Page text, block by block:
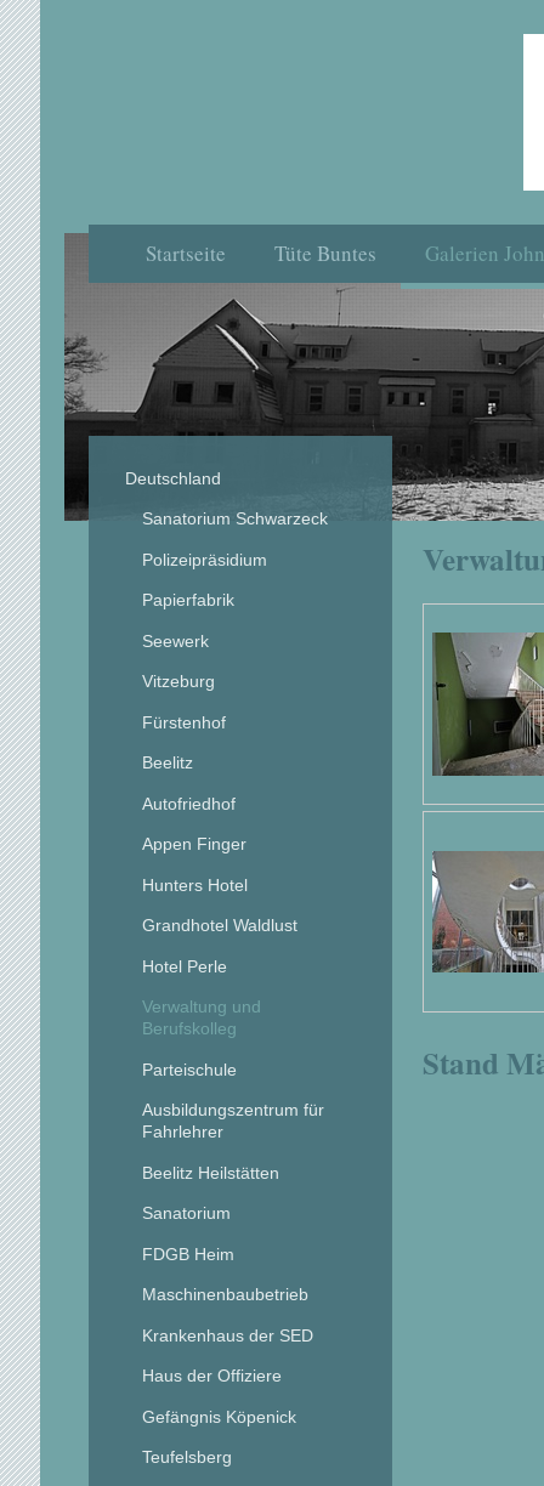
Startseite Tüte Buntes Galerien John
Stand
Deutschland
Sanatorium Schwarzeck
Polizeipräsidium
Papierfabrik
Seewerk
Vitzeburg
Fürstenhof
Beelitz
Autofriedhof
Appen Finger
Hunters Hotel
Grandhotel Waldlust
Hotel Perle
Verwaltung und
Berufskolleg
Parteischule
Ausbildungszentrum für
Fahrlehrer
Beelitz Heilstätten
Sanatorium
FDGB Heim
Maschinenbaubetrieb
Krankenhaus der SED
Haus der Offiziere
Gefängnis Köpenick
Teufelsberg